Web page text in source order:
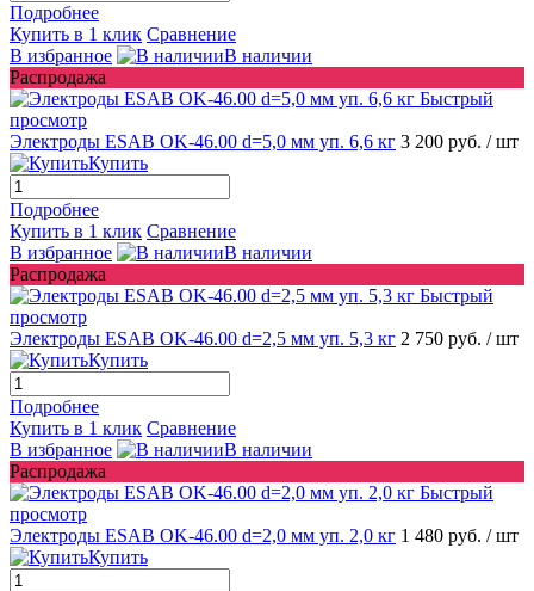
Подробнее
Купить в 1 клик Сравнение
В избранное
В наличии
Распродажа
Быстрый
просмотр
Электроды ESAB OK-46.00 d=5,0 мм уп. 6,6 кг 3 200 руб. / шт
Купить
Подробнее
Купить в 1 клик Сравнение
В избранное
В наличии
Распродажа
Быстрый
просмотр
Электроды ESAB OK-46.00 d=2,5 мм уп. 5,3 кг 2 750 руб. / шт
Купить
Подробнее
Купить в 1 клик Сравнение
В избранное
В наличии
Распродажа
Быстрый
просмотр
Электроды ESAB OK-46.00 d=2,0 мм уп. 2,0 кг 1 480 руб. / шт
Купить